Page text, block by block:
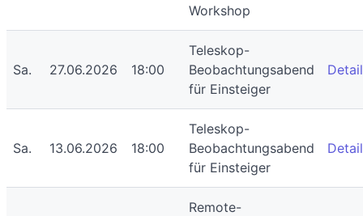
Workshop
Sa. 27.06.2026 18:00
Teleskop-
Beobachtungsabend
für Einsteiger
Sa. 13.06.2026 18:00
Teleskop-
Beobachtungsabend
für Einsteiger
Remote-